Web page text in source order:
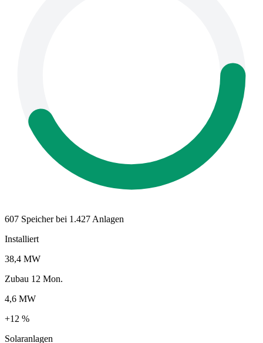
607 Speicher bei 1.427 Anlagen
Installiert
38,4 MW
Zubau 12 Mon.
4,6 MW
+12 %
Solaranlagen